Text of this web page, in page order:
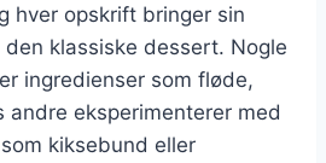
hver opskrift bringer sin
den klassiske dessert. Nogle
ingredienser som fløde,
eksperimenterer med
kiksebund eller